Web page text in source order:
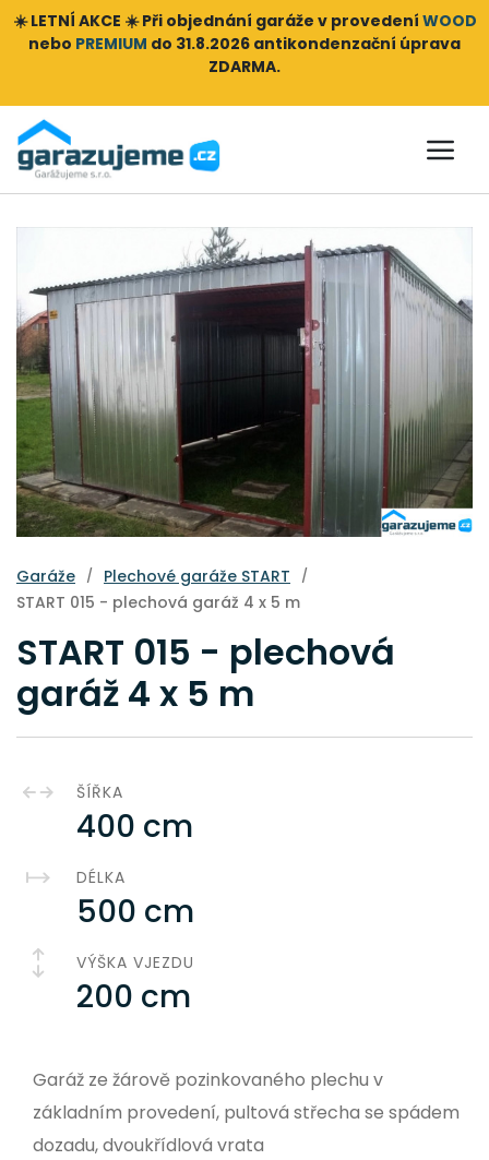
☀️ LETNÍ AKCE ☀️ Při objednání garáže v provedení WOOD
nebo PREMIUM do 31.8.2026 antikondenzační úprava
ZDARMA.
Garáže / Plechové garáže START /
START 015 - plechová garáž 4 x 5 m
START 015 - plechová
garáž 4 x 5 m
ŠÍŘKA
400 cm
DÉLKA
500 cm
VÝŠKA VJEZDU
200 cm
Garáž ze žárově pozinkovaného plechu v
základním provedení, pultová střecha se spádem
dozadu, dvoukřídlová vrata